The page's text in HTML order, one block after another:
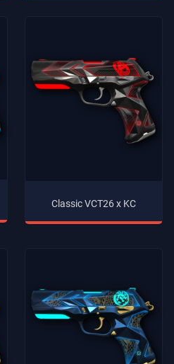
Classic VCT26 x KC